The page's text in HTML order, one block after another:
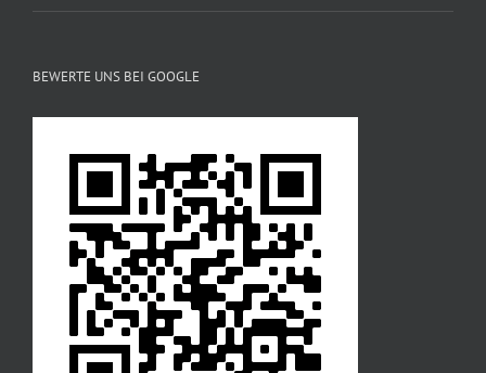
BEWERTE UNS BEI GOOGLE